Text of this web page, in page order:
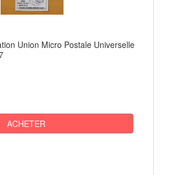
Union Micro Postale Universelle
ACHETER